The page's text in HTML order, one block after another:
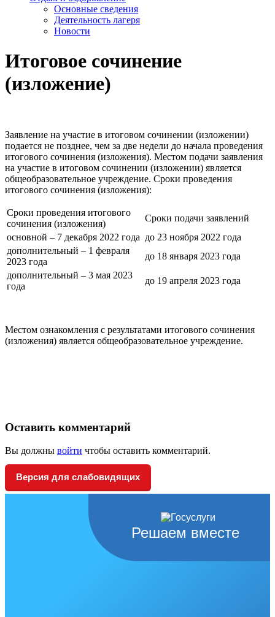
Основные сведения
Деятельность лагеря
Новости
Итоговое сочинение
(изложение)
Заявление на участие в итоговом сочинении (изложении)
подается не позднее, чем за две недели до начала проведения
итогового сочинения (изложения). Местом подачи заявления
на участие в итоговом сочинении (изложении) является
общеобразовательное учреждение. Сроки проведения
итогового сочинения (изложения):
Сроки проведения итогового
сочинения (изложения)
Сроки подачи заявлений
основной – 7 декабря 2022 года до 23 ноября 2022 года
дополнительный – 1 февраля
2023 года
до 18 января 2023 года
дополнительный – 3 мая 2023
года
до 19 апреля 2023 года
Местом ознакомления с результатами итогового сочинения
(изложения) является общеобразовательное учреждение.
Оставить комментарий
Вы должны войти чтобы оставить комментарий.
Версия для слабовидящих
Решаем вместе